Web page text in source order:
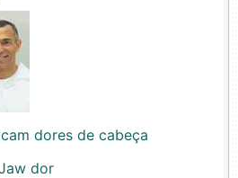
dores de cabeça
dor